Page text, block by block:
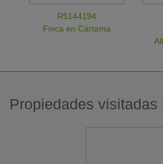
R5144194
Finca en Cártama
Propiedades visitadas